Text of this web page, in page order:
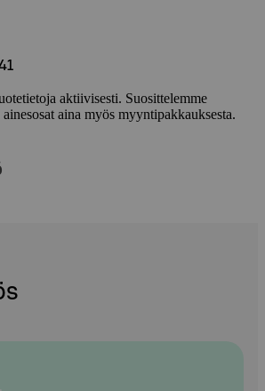
aktiivisesti. Suosittelemme
aina myös myyntipakkauksesta.